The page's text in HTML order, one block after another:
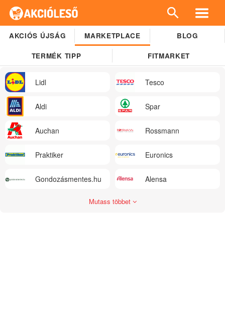
AKCIÓS ÚJSÁG MARKETPLACE BLOG
TERMÉK TIPP FITMARKET
Lidl Tesco
Aldi Spar
Auchan Rossmann
Praktiker Euronics
Gondozásmentes.hu Alensa
Mutass többet